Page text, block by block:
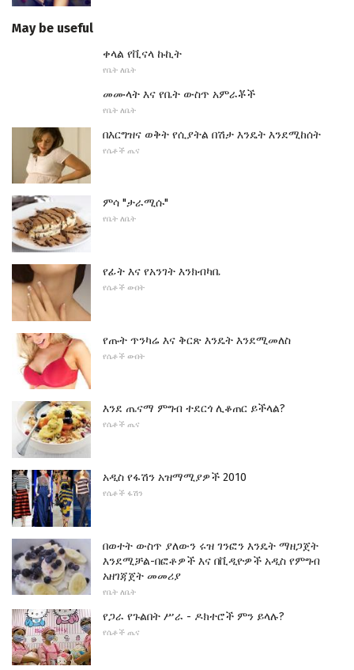
May be useful
ቀላል የቪናላ ኩኪት
የቤት ለቤት
መሙላት እና የቤት ውስጥ አምራቾች
የቤት ለቤት
በእርግዝና ወቅት የሲያትል በሽታ እንዴት እንደሚከሰት
የሴቶች ጤና
ምሳ "ታራሚሱ"
የቤት ለቤት
የፊት እና የአንገት እንክብካቤ
የሴቶች ውበት
የጡት ጥንካሬ እና ቅርጽ እንዴት እንደሚመለስ
የሴቶች ውበት
እንደ ጤናማ ምግብ ተደርጎ ሊቆጠር ይችላል?
የሴቶች ጤና
አዲስ የፋሽን አዝማሚያዎች 2010
የሴቶች ፋሽን
በወተት ውስጥ ያለውን ሩዝ ገንፎን እንዴት ማዘጋጀት
እንደሚቻል-በፎቶዎች እና በቪዲዮዎች አዲስ የምግብ
አዘገጃጀት መመሪያ
የቤት ለቤት
የጋራ የጉልበት ሥራ - ዶክተሮች ምን ይላሉ?
የሴቶች ጤና